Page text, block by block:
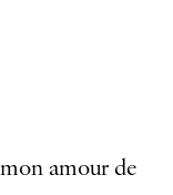
amour de